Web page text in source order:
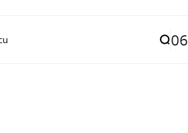
06